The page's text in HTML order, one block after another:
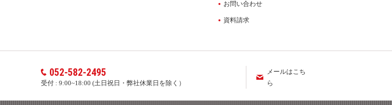
お問い合わせ
資料請求
052-582-2495
受付 : 9:00~18:00 (土日祝日・弊社休業日を除く）
メールはこち
ら